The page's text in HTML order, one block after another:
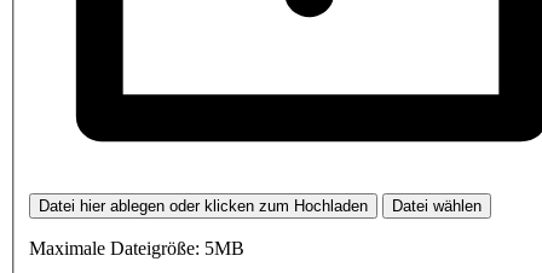
Datei hier ablegen oder klicken zum Hochladen Datei wählen
Maximale Dateigröße: 5MB